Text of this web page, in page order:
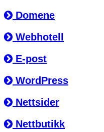
Domene
Webhotell
E-post
WordPress
Nettsider
Nettbutikk